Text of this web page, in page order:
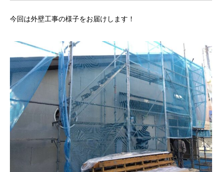
今回は外壁工事の様子をお届けします！